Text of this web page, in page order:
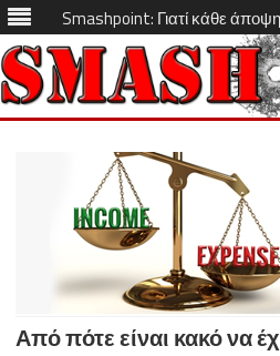
Smashpoint: Γιατί κάθε
Skip
Από πότε είναι κακό να